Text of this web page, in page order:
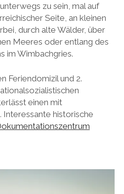
zu sein, mal auf
Seite, an kleinen
durch alte Wälder, über
Meeres oder entlang des
im Wimbachgries.
Feriendomizil und 2.
einen mit
Interessante historische